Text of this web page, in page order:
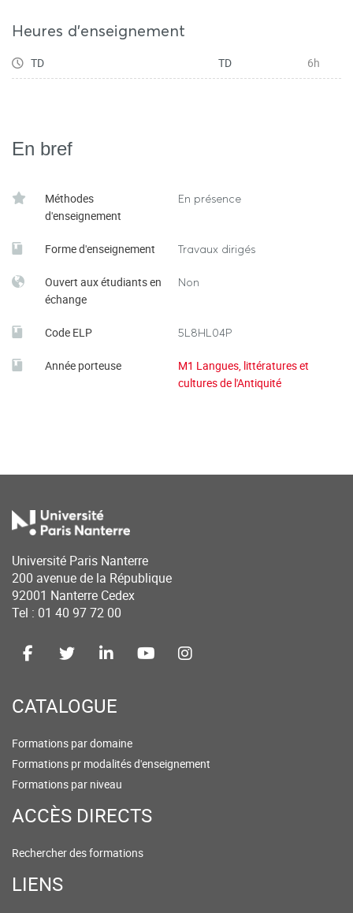
Heures d'enseignement
TD TD 6h
En bref
Méthodes
d'enseignement
En présence
Forme d'enseignement Travaux dirigés
Ouvert aux étudiants en
échange
Non
Code ELP 5L8HL04P
Année porteuse
M1 Langues, littératures et
cultures de l'Antiquité
Université Paris Nanterre
200 avenue de la République
92001 Nanterre Cedex
Tel : 01 40 97 72 00
CATALOGUE
Formations par domaine
Formations pr modalités d'enseignement
Formations par niveau
ACCÈS DIRECTS
Rechercher des formations
LIENS